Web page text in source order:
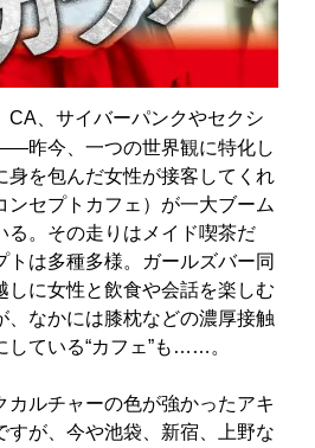
CA、サイバーパンクやセクシ
昨今、一つの世界観に特化し
身を包んだ女性が接客してくれ
ンセプトカフェ）が一大ブーム
る。その走りはメイド喫茶だ
トは多種多様。ガールズバー同
しに女性と飲食や会話を楽しむ
、なかには膝枕などの濃厚接触
している“カフェ”も……。
カルチャーの色が強かったアキ
すが、今や池袋、新宿、上野な